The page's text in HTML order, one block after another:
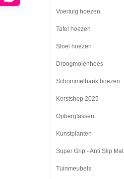
Voertuig hoezen
Tafel hoezen
Stoel hoezen
Droogmolenhoes
Schommelbank hoezen
Kerstshop 2025
Opbergtassen
Kunstplanten
Super Grip - Anti Slip Mat
Tuinmeubels